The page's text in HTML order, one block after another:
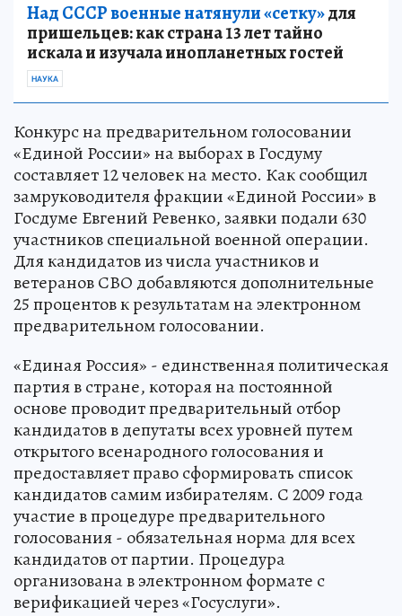
Над СССР военные натянули «сетку»для
пришельцев: как страна 13 лет тайно
искала и изучала инопланетных гостей
НАУКА
Конкурс на предварительном голосовании
«Единой России» на выборах в Госдуму
составляет 12 человек на место. Как сообщил
замруководителя фракции «Единой России» в
Госдуме Евгений Ревенко, заявки подали 630
участников специальной военной операции.
Для кандидатов из числа участников и
ветеранов СВО добавляются дополнительные
25 процентов к результатам на электронном
предварительном голосовании.
«Единая Россия» - единственная политическая
партия в стране, которая на постоянной
основе проводит предварительный отбор
кандидатов в депутаты всех уровней путем
открытого всенародного голосования и
предоставляет право сформировать список
кандидатов самим избирателям. С 2009 года
участие в процедуре предварительного
голосования - обязательная норма для всех
кандидатов от партии. Процедура
организована в электронном формате с
верификацией через «Госуслуги».